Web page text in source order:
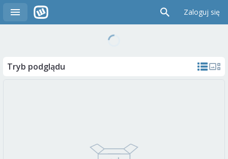
Zaloguj się
Tryb podglądu